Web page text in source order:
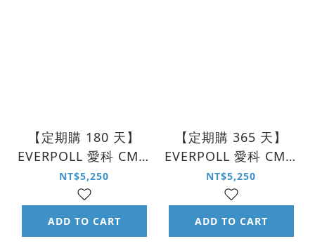
【定期購 180 天】
EVERPOLL 愛科 CM1-
MF220 商用無鈉樹脂
軟水濾芯 MF-220
NT$5,250
ADD TO CART
【定期購 365 天】
EVERPOLL 愛科 CM1-
MF110 商用雙效複合
式濾芯 MF-110
NT$5,250
ADD TO CART